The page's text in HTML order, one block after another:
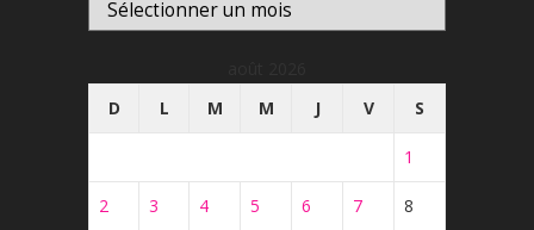
D
L M M J V S
1
2 3 4 5 6 7 8